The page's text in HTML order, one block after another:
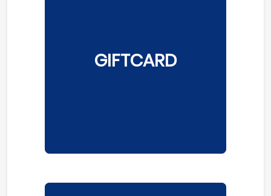
GIFTCARD